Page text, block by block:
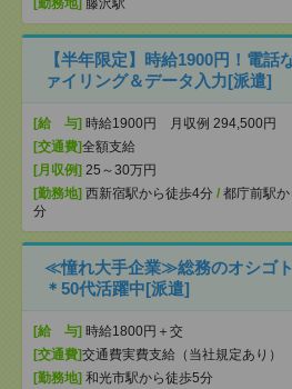
[勤務地] 藤沢駅
【半年限定】時給1900円！電話
ァイリング＆データ入力[派遣]
[給 与] 時給1900円 月収例 294,500円
[交通費]全額支給
[月収例] 25～30万円
[勤務地] 西新宿駅から徒歩4分 / 都庁前駅
分
≪憧れ大手企業≫総務のオシゴト
＊50代活躍中[派遣]
[給 与] 時給1800円＋交
[交通費]交通費実費支給（当社規定あり）
[勤務地] 和光市駅から徒歩5分